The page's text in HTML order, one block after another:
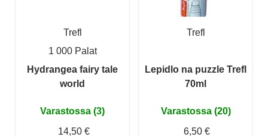
Trefl
1 000 Palat
Hydrangea fairy tale
world
Varastossa (3)
14,50 €
Trefl
Lepidlo na puzzle Trefl
70ml
Varastossa (20)
6,50 €